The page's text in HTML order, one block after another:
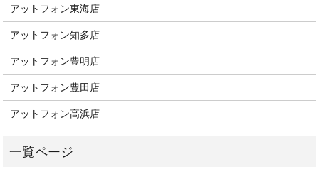
アットフォン東海店
アットフォン知多店
アットフォン豊明店
アットフォン豊田店
アットフォン高浜店